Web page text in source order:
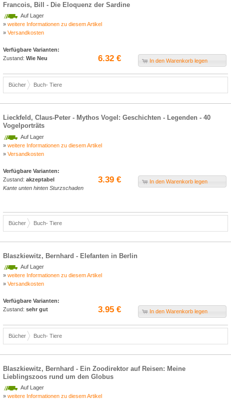
Francois, Bill - Die Eloquenz der Sardine
Auf Lager
» weitere Informationen zu diesem Artikel
» Versandkosten
Verfügbare Varianten:
Zustand: Wie Neu 6.32 € In den Warenkorb legen
Bücher Buch- Tiere
Lieckfeld, Claus-Peter - Mythos Vogel: Geschichten - Legenden - 40
Vogelporträts
Auf Lager
» weitere Informationen zu diesem Artikel
» Versandkosten
Verfügbare Varianten:
Zustand: akzeptabel
Kante unten hinten Sturzschaden
3.39 € In den Warenkorb legen
Bücher Buch- Tiere
Blaszkiewitz, Bernhard - Elefanten in Berlin
Auf Lager
» weitere Informationen zu diesem Artikel
» Versandkosten
Verfügbare Varianten:
Zustand: sehr gut 3.95 € In den Warenkorb legen
Bücher Buch- Tiere
Blaszkiewitz, Bernhard - Ein Zoodirektor auf Reisen: Meine
Lieblingszoos rund um den Globus
Auf Lager
» weitere Informationen zu diesem Artikel